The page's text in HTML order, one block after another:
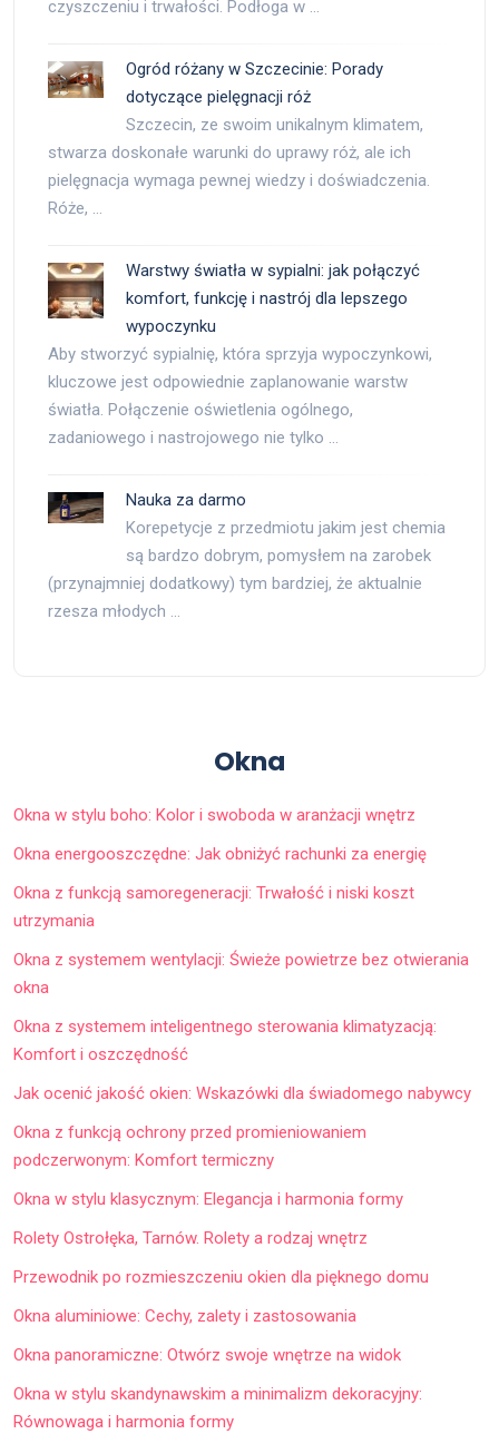
czyszczeniu i trwałości. Podłoga w …
Ogród różany w Szczecinie: Porady
dotyczące pielęgnacji róż
Szczecin, ze swoim unikalnym klimatem,
stwarza doskonałe warunki do uprawy róż, ale ich
pielęgnacja wymaga pewnej wiedzy i doświadczenia.
Róże, …
Warstwy światła w sypialni: jak połączyć
komfort, funkcję i nastrój dla lepszego
wypoczynku
Aby stworzyć sypialnię, która sprzyja wypoczynkowi,
kluczowe jest odpowiednie zaplanowanie warstw
światła. Połączenie oświetlenia ogólnego,
zadaniowego i nastrojowego nie tylko …
Nauka za darmo
Korepetycje z przedmiotu jakim jest chemia
są bardzo dobrym, pomysłem na zarobek
(przynajmniej dodatkowy) tym bardziej, że aktualnie
rzesza młodych …
Okna
Okna w stylu boho: Kolor i swoboda w aranżacji wnętrz
Okna energooszczędne: Jak obniżyć rachunki za energię
Okna z funkcją samoregeneracji: Trwałość i niski koszt
utrzymania
Okna z systemem wentylacji: Świeże powietrze bez otwierania
okna
Okna z systemem inteligentnego sterowania klimatyzacją:
Komfort i oszczędność
Jak ocenić jakość okien: Wskazówki dla świadomego nabywcy
Okna z funkcją ochrony przed promieniowaniem
podczerwonym: Komfort termiczny
Okna w stylu klasycznym: Elegancja i harmonia formy
Rolety Ostrołęka, Tarnów. Rolety a rodzaj wnętrz
Przewodnik po rozmieszczeniu okien dla pięknego domu
Okna aluminiowe: Cechy, zalety i zastosowania
Okna panoramiczne: Otwórz swoje wnętrze na widok
Okna w stylu skandynawskim a minimalizm dekoracyjny:
Równowaga i harmonia formy